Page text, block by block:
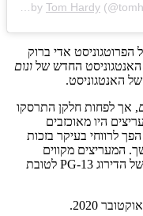
A post shared by Tom Hardy
הפרוטגוניסט אדי ברוק
ונום
האנטגוניסט.
, אך לפחות חלקן התרסקו
היו מאוכזבים
לרווחי בעיקר בזכות
המעריצים מקווים
שהזדמנות זו תנוצל כדי לשבור את המסגרת של הדירוג PG-13 לטובת
2020.